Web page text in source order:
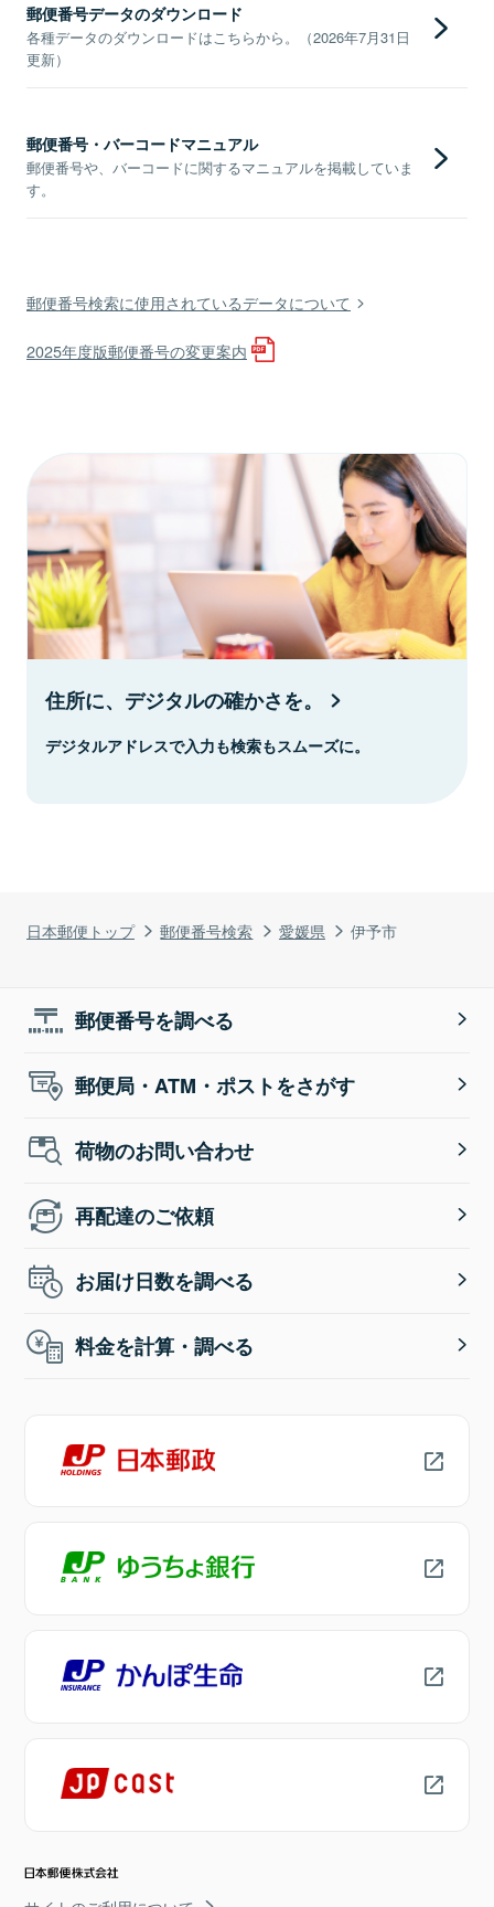
日本郵便トップ 郵便番号検索 愛媛県 伊予市
郵便番号データのダウンロード
各種データのダウンロードはこちらから。（2026年7月31日
更新）
郵便番号・バーコードマニュアル
郵便番号や、バーコードに関するマニュアルを掲載していま
す。
郵便番号検索に使用されているデータについて
2025年度版郵便番号の変更案内
住所に、デジタルの確かさを。
デジタルアドレスで入力も検索もスムーズに。
郵便番号を調べる
郵便局・ATM・ポストをさがす
荷物のお問い合わせ
再配達のご依頼
お届け日数を調べる
料金を計算・調べる